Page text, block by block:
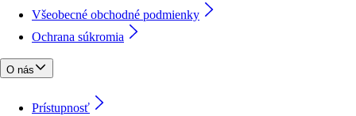
Všeobecné obchodné podmienky
Ochrana súkromia
O nás
Prístupnosť